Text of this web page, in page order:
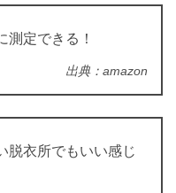
測定できる！
出典：amazon
脱衣所でもいい感じ